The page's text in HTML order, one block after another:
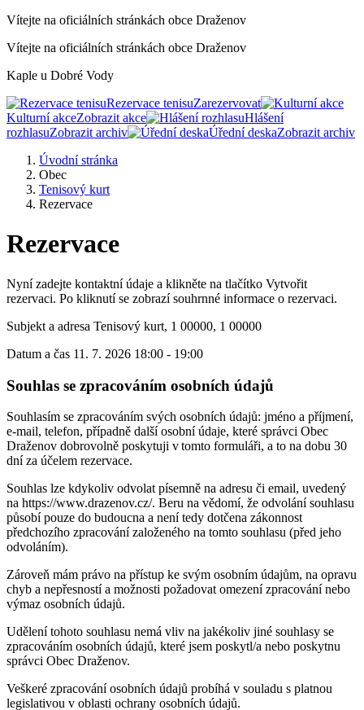
Vítejte na oficiálních stránkách obce Draženov
Vítejte na oficiálních stránkách obce Draženov
Kaple u Dobré Vody
Rezervace tenisuZarezervovat
Kulturní akceZobrazit akce
Hlášení
rozhlasuZobrazit archiv Úřední deskaZobrazit archiv
Úvodní stránka
Obec
Tenisový kurt
Rezervace
Rezervace
Nyní zadejte kontaktní údaje a klikněte na tlačítko Vytvořit
rezervaci. Po kliknutí se zobrazí souhrnné informace o rezervaci.
Subjekt a adresa Tenisový kurt, 1 00000, 1 00000
Datum a čas 11. 7. 2026 18:00 - 19:00
Souhlas se zpracováním osobních údajů
Souhlasím se zpracováním svých osobních údajů: jméno a příjmení,
e-mail, telefon, případně další osobní údaje, které správci Obec
Draženov dobrovolně poskytuji v tomto formuláři, a to na dobu 30
dní za účelem rezervace.
Souhlas lze kdykoliv odvolat písemně na adresu či email, uvedený
na https://www.drazenov.cz/. Beru na vědomí, že odvolání souhlasu
působí pouze do budoucna a není tedy dotčena zákonnost
předchozího zpracování založeného na tomto souhlasu (před jeho
odvoláním).
Zároveň mám právo na přístup ke svým osobním údajům, na opravu
chyb a nepřesností a možnosti požadovat omezení zpracování nebo
výmaz osobních údajů.
Udělení tohoto souhlasu nemá vliv na jakékoliv jiné souhlasy se
zpracováním osobních údajů, které jsem poskytl/a nebo poskytnu
správci Obec Draženov.
Veškeré zpracování osobních údajů probíhá v souladu s platnou
legislativou v oblasti ochrany osobních údajů.